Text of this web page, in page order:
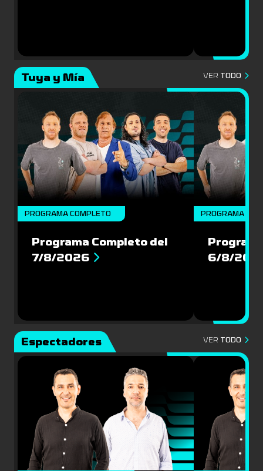
Tuya y Mía VER TODO
PROGRAMA COMPLETO
Programa Completo del
7/8/2026
PROGRAMA
6/8/
Espectadores VER TODO